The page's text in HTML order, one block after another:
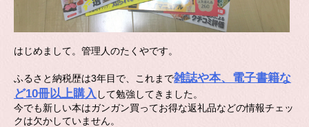
はじめまして。管理人のたくやです。
ふるさと納税歴は3年目で、これまで雑誌や本、電子書籍な
ど10冊以上購入 して勉強してきました。
今でも新しい本はガンガン買ってお得な返礼品などの情報チェッ
クは欠かしていません。